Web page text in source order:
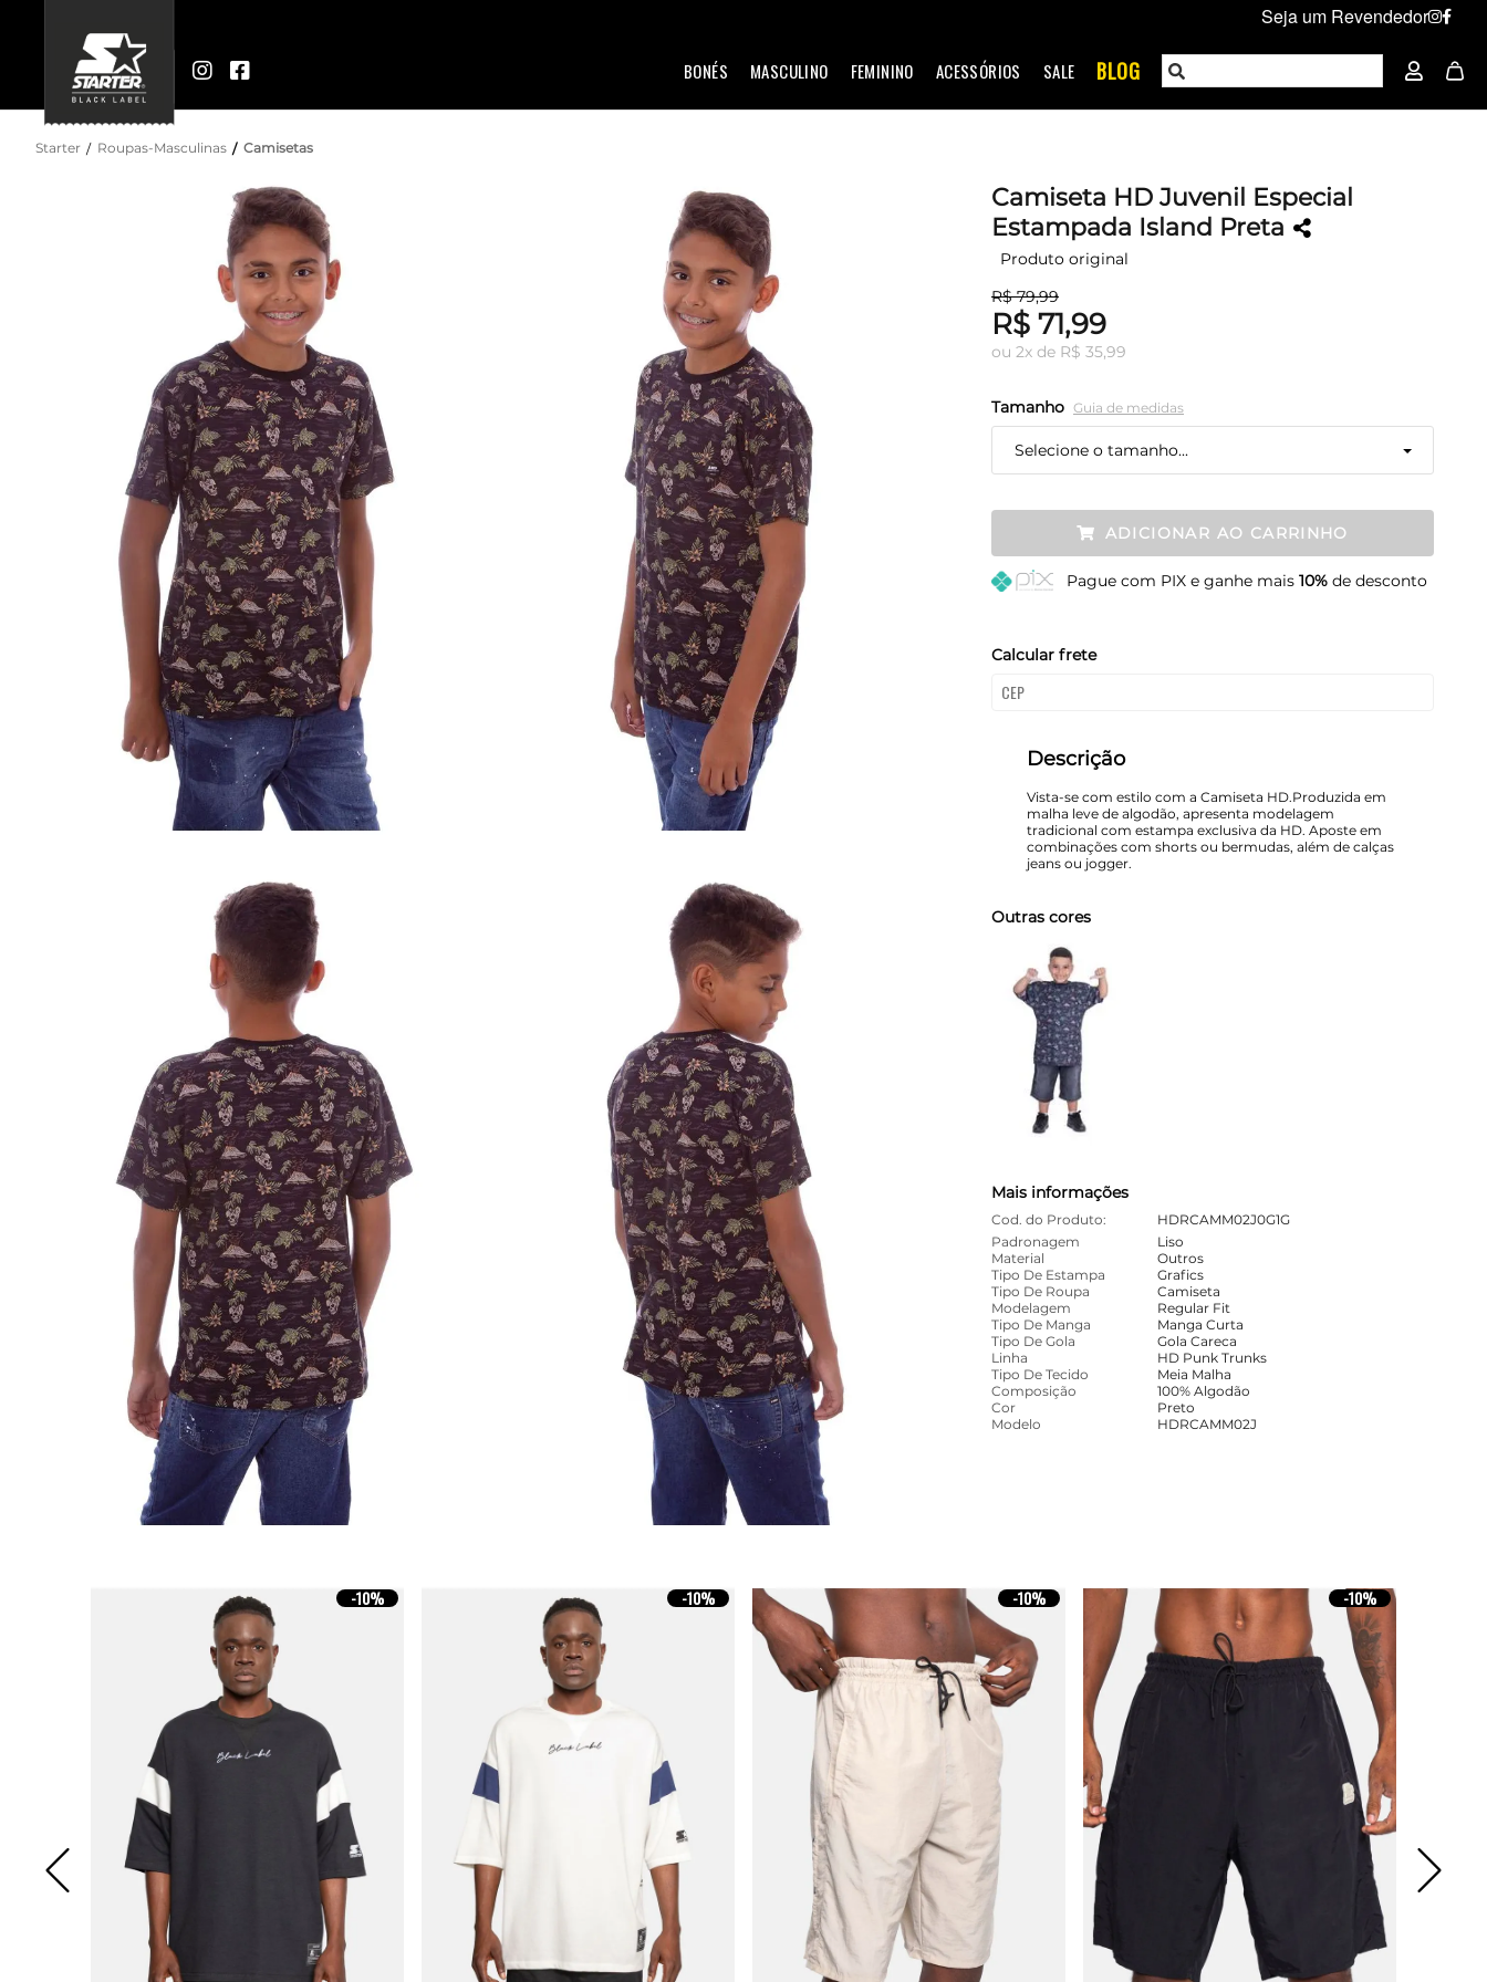
Seja um Revendedor
BONÉS MASCULINO FEMININO ACESSÓRIOS SALE BLOG
Starter Roupas-Masculinas Camisetas
Camiseta HD Juvenil Especial
Estampada Island Preta
Produto original
R$ 79,99
R$ 71,99
ou 2x de R$ 35,99
Tamanho Guia de medidas
Selecione o tamanho...
Restam mais de 6 itens
G Restam mais de 6 itens
ADICIONAR AO CARRINHO
Pague com PIX e ganhe mais 10%de desconto
Calcular frete
Descrição
Vista-se com estilo com a Camiseta HD.Produzida em
malha leve de algodão, apresenta modelagem
tradicional com estampa exclusiva da HD. Aposte em
combinações com shorts ou bermudas, além de calças
jeans ou jogger.
Outras cores
Mais informações
Cod. do Produto:
HDRCAMM02J0G1G
Padronagem
Liso
Material
Outros
Tipo De Estampa
Grafics
Tipo De Roupa
Camiseta
Modelagem
Regular Fit
Tipo De Manga
Manga Curta
Tipo De Gola
Gola Careca
Linha
HD Punk Trunks
Tipo De Tecido
Meia Malha
Composição
100% Algodão
Cor
Preto
Modelo
HDRCAMM02J
-10% -10% -10% -10%